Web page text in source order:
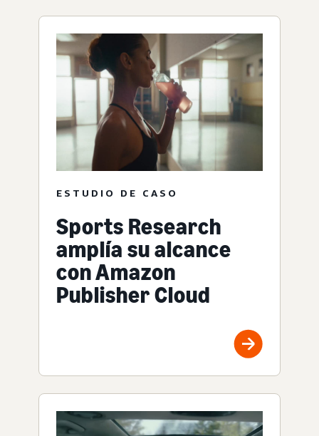
ESTUDIO DE CASO
Sports Research
amplía su alcance
con Amazon
Publisher Cloud